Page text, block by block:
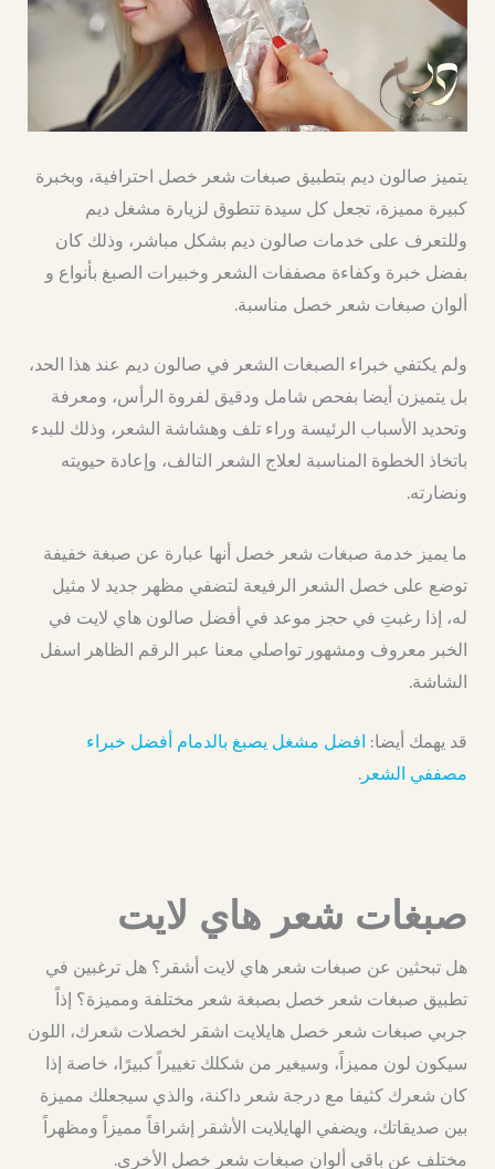
يتميز صالون ديم بتطبيق صبغات شعر خصل احترافية، وبخبرة
كبيرة مميزة، تجعل كل سيدة تتطوق لزيارة مشغل ديم
وللتعرف على خدمات صالون ديم بشكل مباشر، وذلك كان
بفضل خبرة وكفاءة مصففات الشعر وخبيرات الصبغ بأنواع و
ألوان صبغات شعر خصل مناسبة.
ولم يكتفي خبراء الصبغات الشعر في صالون ديم عند هذا الحد،
بل يتميزن أيضا بفحص شامل ودقيق لفروة الرأس، ومعرفة
وتحديد الأسباب الرئيسة وراء تلف وهشاشة الشعر، وذلك للبدء
باتخاذ الخطوة المناسبة لعلاج الشعر التالف، وإعادة حيويته
ونضارته.
ما يميز خدمة صبغات شعر خصل أنها عبارة عن صبغة خفيفة
توضع على خصل الشعر الرفيعة لتضفي مظهر جديد لا مثيل
له، إذا رغبتِ في حجز موعد في أفضل صالون هاي لايت في
الخبر معروف ومشهور تواصلي معنا عبر الرقم الظاهر اسفل
الشاشة.
قد يهمك أيضا: افضل مشغل يصبغ بالدمام أفضل خبراء
مصففي الشعر.
صبغات شعر هاي لايت
هل تبحثين عن صبغات شعر هاي لايت أشقر؟ هل ترغبين في
تطبيق صبغات شعر خصل بصبغة شعر مختلفة ومميزة؟ إذاً
جربي صبغات شعر خصل هايلايت اشقر لخصلات شعرك، اللون
سيكون لون مميزاً، وسيغير من شكلك تغييراً كبيرًا، خاصة إذا
كان شعرك كثيفا مع درجة شعر داكنة، والذي سيجعلك مميزة
بين صديقاتك، ويضفي الهايلايت الأشقر إشراقاً مميزاً ومظهراً
مختلف عن باقي ألوان صبغات شعر خصل الأخرى.